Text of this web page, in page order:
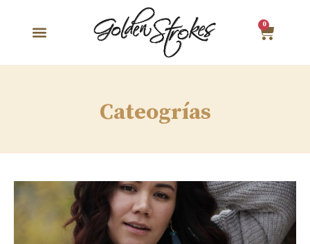
0
Cateogrías